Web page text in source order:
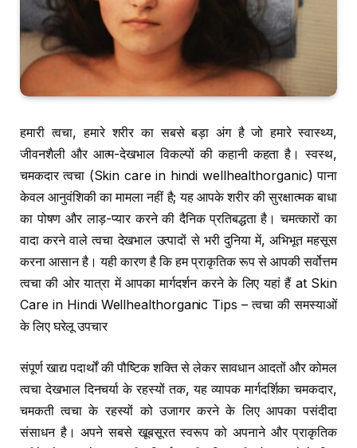
हमारी त्वचा, हमारे शरीर का सबसे बड़ा अंग है जो हमारे स्वास्थ्य,
जीवनशैली और आत्म-देखभाल विकल्पों की कहानी कहता है। स्वस्थ,
चमकदार त्वचा (Skin care in hindi wellhealthorganic) पाना
केवल आनुवंशिकी का मामला नहीं है; यह आपके शरीर की सुरक्षात्मक बाधा
का पोषण और लाड़-प्यार करने की दैनिक प्रतिबद्धता है। चमत्कारों का
वादा करने वाले त्वचा देखभाल उत्पादों से भरी दुनिया में, अभिभूत महसूस
करना आसान है। यही कारण है कि हम प्राकृतिक रूप से आपकी सर्वोत्तम
त्वचा की ओर यात्रा में आपका मार्गदर्शन करने के लिए यहां हैं at Skin
Care in Hindi Wellhealthorganic Tips – त्वचा की समस्याओं
के लिए घरेलू उपचार
संपूर्ण खाद्य पदार्थों की पौष्टिक शक्ति से लेकर सावधान आदतों और कोमल
त्वचा देखभाल दिनचर्या के रहस्यों तक, यह व्यापक मार्गदर्शिका चमकदार,
चमकती त्वचा के रहस्यों को उजागर करने के लिए आपका पसंदीदा
संसाधन है। अपने सबसे खूबसूरत स्वरूप को अपनाने और प्राकृतिक